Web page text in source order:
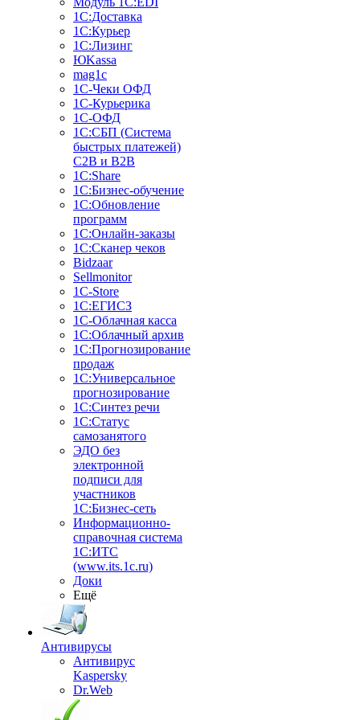
1С:Доставка
1С:Курьер
1С:Лизинг
ЮKassa
mag1c
1С-Чеки ОФД
1С-Курьерика
1С-ОФД
1С:СБП (Система
быстрых платежей)
C2B и B2B
1С:Share
1С:Бизнес-обучение
1С:Обновление
программ
1С:Онлайн-заказы
1С:Сканер чеков
Bidzaar
Sellmonitor
1C-Store
1С:ЕГИСЗ
1С-Облачная касса
1С:Облачный архив
1С:Прогнозирование
продаж
1С:Универсальное
прогнозирование
1С:Синтез речи
1С:Статус
самозанятого
ЭДО без
электронной
подписи для
участников
1С:Бизнес-сеть
Информационно-
справочная система
1С:ИТС
(www.its.1c.ru)
Доки
Ещё
Антивирусы
Антивирус
Kaspersky
Dr.Web